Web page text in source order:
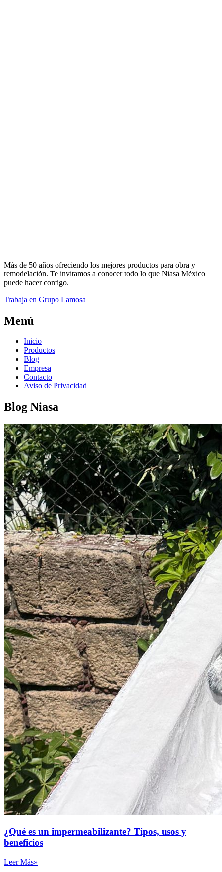
Más de 50 años ofreciendo los mejores productos para obra y
remodelación. Te invitamos a conocer todo lo que Niasa México
puede hacer contigo.
Trabaja en Grupo Lamosa
Menú
Inicio
Productos
Blog
Empresa
Contacto
Aviso de Privacidad
Blog Niasa
¿Qué es un impermeabilizante? Tipos, usos y
beneficios
Leer Más»